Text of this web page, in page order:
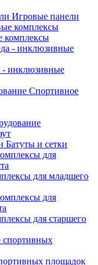
Игровые панели
комплексы
- инклюзивные
Спортивное
Батуты и сетки
для младшего
для старшего
площадок